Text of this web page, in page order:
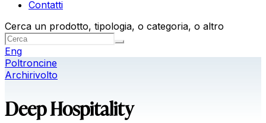
Contatti
Cerca un prodotto, tipologia, o categoria, o altro
Eng
Poltroncine
Archirivolto
Deep Hospitality